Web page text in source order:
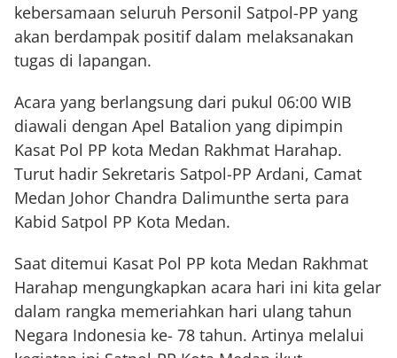
kebersamaan seluruh Personil Satpol-PP yang
akan berdampak positif dalam melaksanakan
tugas di lapangan.
Acara yang berlangsung dari pukul 06:00 WIB
diawali dengan Apel Batalion yang dipimpin
Kasat Pol PP kota Medan Rakhmat Harahap.
Turut hadir Sekretaris Satpol-PP Ardani, Camat
Medan Johor Chandra Dalimunthe serta para
Kabid Satpol PP Kota Medan.
Saat ditemui Kasat Pol PP kota Medan Rakhmat
Harahap mengungkapkan acara hari ini kita gelar
dalam rangka memeriahkan hari ulang tahun
Negara Indonesia ke- 78 tahun. Artinya melalui